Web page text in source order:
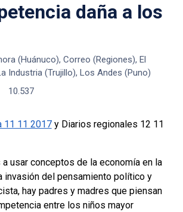
daña a los
(Huánuco), Correo (Regiones), El
Industria (Trujillo), Los Andes (Puno)
10.537
11 11 2017y Diarios regionales 12 11
usar conceptos de la economía en la
invasión del pensamiento político y
hay padres y madres que piensan
entre los niños mayor